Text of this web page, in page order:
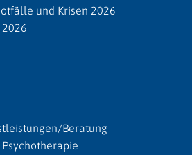
und Krisen 2026
Beratung